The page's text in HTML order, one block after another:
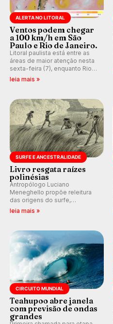
ALERTA NO LITORAL
Ventos podem chegar
a 100 km/h em São
Paulo e Rio de Janeiro.
Litoral paulista está entre as
áreas de maior atenção nesta
sexta-feira (7), enquanto Rio
de Janeiro também recebe
km/h em Itanhaém.
leia mais »
SURFE E ANCESTRALIDADE
Livro resgata raízes
polinésias
Antropólogo Luciano
Meneghello propõe releitura
das origens do surfe,
resgatando a cultura polinésia
prática em esporte e indústria.
leia mais »
CIRCUITO MUNDIAL
Teahupoo abre janela
com previsão de ondas
grandes